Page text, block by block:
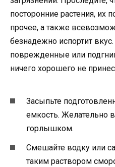
посторонние растения, их
прочее, а также
безнадежно испортит
поврежденные или
ничего хорошего не
Засыпьте
емкость. Желательно
горлышком.
Смешайте водку или
таким раствором